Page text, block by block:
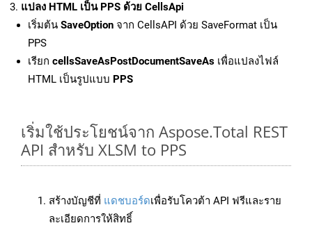
แปลง HTML เป็น PPS ด้วย CellsApi
เริ่มต้น SaveOption จาก CellsAPI ด้วย SaveFormat เป็น
PPS
เรียก cellsSaveAsPostDocumentSaveAs เพื่อแปลงไฟล์
HTML เป็นรูปแบบ PPS
เริ่มใช้ประโยชน์จาก Aspose.Total REST
API สำหรับ XLSM to PPS
สร้างบัญชีที่ แดชบอร์ดเพื่อรับโควต้า API ฟรีและราย
ละเอียดการให้สิทธิ์